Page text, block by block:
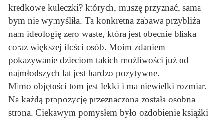
kredkowe kuleczki? których, muszę przyznać, sama
bym nie wymyśliła. Ta konkretna zabawa przybliża
nam ideologię zero waste, która jest obecnie bliska
coraz większej ilości osób. Moim zdaniem
pokazywanie dzieciom takich możliwości już od
najmłodszych lat jest bardzo pozytywne.
Mimo objętości tom jest lekki i ma niewielki rozmiar.
Na każdą propozycję przeznaczona została osobna
strona. Ciekawym pomysłem było ozdobienie książki